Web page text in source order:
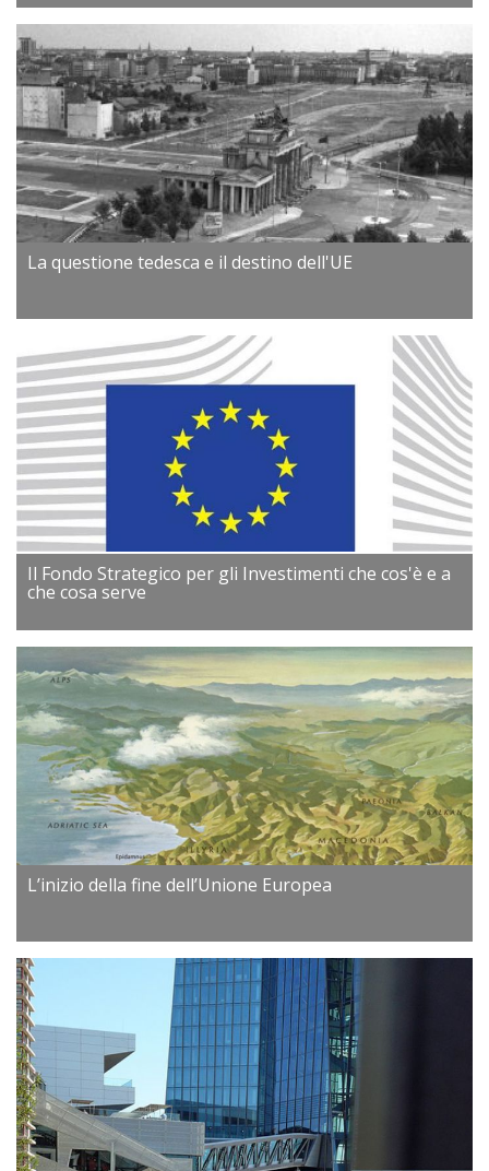
La questione tedesca e il destino dell'UE
Il Fondo Strategico per gli Investimenti che cos'è e a
che cosa serve
L’inizio della fine dell’Unione Europea